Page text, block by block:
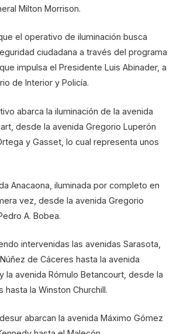
Milton Morrison.
el operativo de iluminación busca
ciudadana a través del programa
impulsa el Presidente Luis Abinader, a
de Interior y Policía.
abarca la iluminación de la avenida
desde la avenida Gregorio Luperón
y Gasset, lo cual representa unos
Anacaona, iluminada por completo en
vez, desde la avenida Gregorio
A. Bobea.
intervenidas las avenidas Sarasota,
de Cáceres hasta la avenida
la avenida Rómulo Betancourt, desde la
hasta la Winston Churchill.
abarcan la avenida Máximo Gómez